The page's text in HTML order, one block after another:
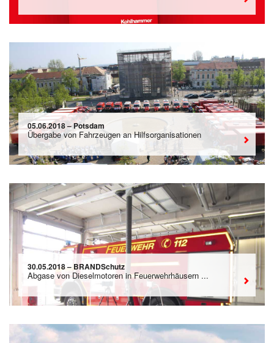
05.06.2018 – Potsdam
Übergabe von Fahrzeugen an Hilfsorganisationen
30.05.2018 – BRANDSchutz
Abgase von Dieselmotoren in Feuerwehrhäusern ...